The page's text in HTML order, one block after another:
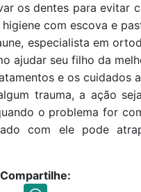
os dentes para evitar
com escova e
especialista em
ajudar seu filho da
e os cuidados
trauma, a ação
o problema for
com ele pode
Compartilhe: